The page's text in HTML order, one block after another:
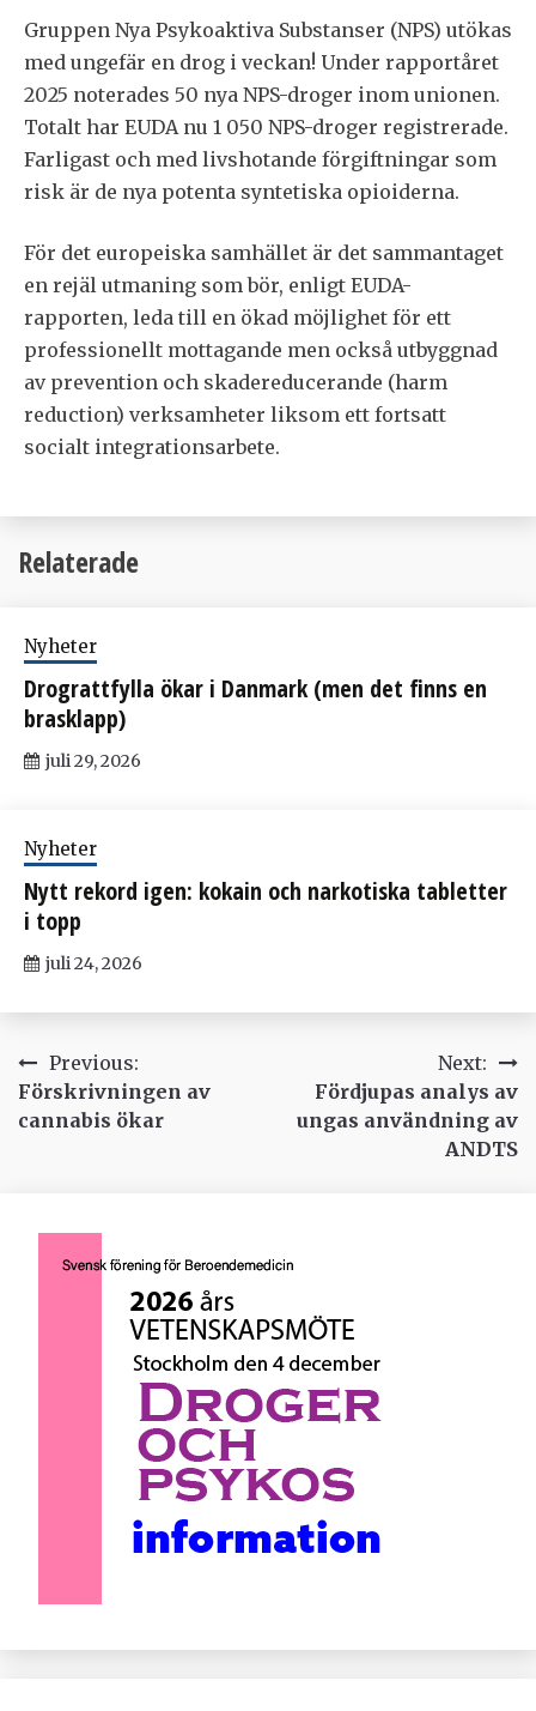
Gruppen Nya Psykoaktiva Substanser (NPS) utökas
med ungefär en drog i veckan! Under rapportåret
2025 noterades 50 nya NPS-droger inom unionen.
Totalt har EUDA nu 1 050 NPS-droger registrerade.
Farligast och med livshotande förgiftningar som
risk är de nya potenta syntetiska opioiderna.
För det europeiska samhället är det sammantaget
en rejäl utmaning som bör, enligt EUDA-
rapporten, leda till en ökad möjlighet för ett
professionellt mottagande men också utbyggnad
av prevention och skadereducerande (harm
reduction) verksamheter liksom ett fortsatt
socialt integrationsarbete.
Relaterade
Nyheter
Drograttfylla ökar i Danmark (men det finns en
brasklapp)
juli 29, 2026
Nyheter
Nytt rekord igen: kokain och narkotiska tabletter
i topp
juli 24, 2026
Inläggsnavigering
Previous:
Förskrivningen av
cannabis ökar
Next:
Fördjupas analys av
ungas användning av
ANDTS